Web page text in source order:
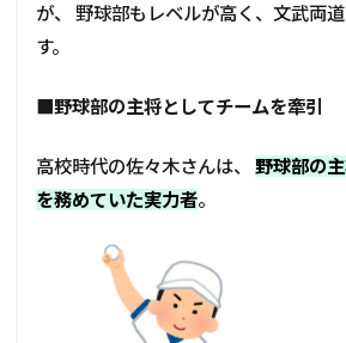
が、 野球部もレベルが高く、文武両
す。
■野球部の主将としてチームを牽引
高校時代の佐々木さんは、 野球部の
を務めていた実力者。